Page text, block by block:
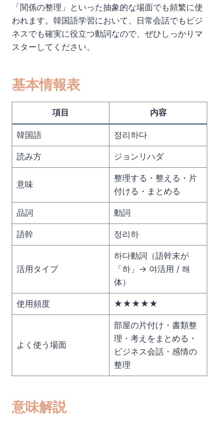
「関係の整理」といった抽象的な場面でも頻繁に使
われます。韓国語学習において、日常会話でもビジ
ネスでも確実に役立つ動詞なので、ぜひしっかりマ
スターしてください。
基本情報表
項目 内容
韓国語 정리하다
読み方 ジョンリハダ
意味
整理する・整える・片
付ける・まとめる
品詞 動詞
語幹 정리하
活用タイプ
하다動詞（語幹末が
「하」→ 여活用 / 해
体）
使用頻度 ★★★★★
よく使う場面
部屋の片付け・書類整
理・考えをまとめる・
ビジネス会話・感情の
整理
意味解説